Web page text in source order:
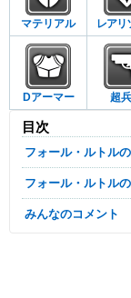
マテリアル レアリ
Dアーマー 超
目次
フォール・ルトル
フォール・ルト
みんなのコメント